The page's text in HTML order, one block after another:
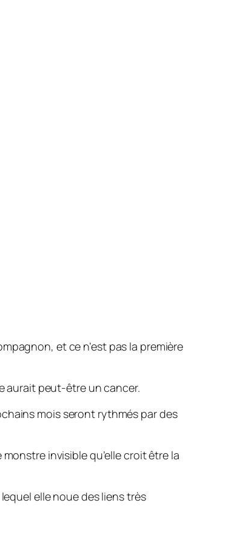
et ce n’est pas la première
aurait peut-être un cancer.
mois seront rythmés par des
invisible qu’elle croit être la
elle noue des liens très